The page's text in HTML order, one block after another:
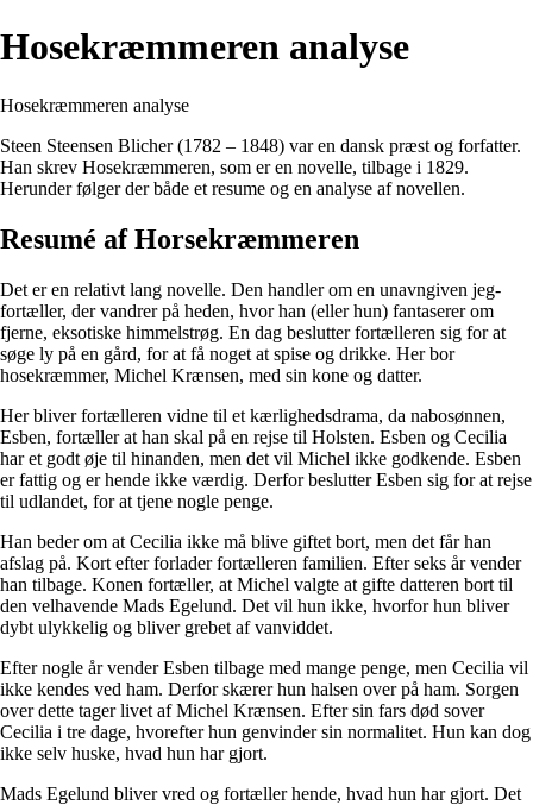
Hosekræmmeren analyse
Hosekræmmeren analyse
Steen Steensen Blicher (1782 – 1848) var en dansk præst og forfatter.
Han skrev Hosekræmmeren, som er en novelle, tilbage i 1829.
Herunder følger der både et resume og en analyse af novellen.
Resumé af Horsekræmmeren
Det er en relativt lang novelle. Den handler om en unavngiven jeg-
fortæller, der vandrer på heden, hvor han (eller hun) fantaserer om
fjerne, eksotiske himmelstrøg. En dag beslutter fortælleren sig for at
søge ly på en gård, for at få noget at spise og drikke. Her bor
hosekræmmer, Michel Krænsen, med sin kone og datter.
Her bliver fortælleren vidne til et kærlighedsdrama, da nabosønnen,
Esben, fortæller at han skal på en rejse til Holsten. Esben og Cecilia
har et godt øje til hinanden, men det vil Michel ikke godkende. Esben
er fattig og er hende ikke værdig. Derfor beslutter Esben sig for at rejse
til udlandet, for at tjene nogle penge.
Han beder om at Cecilia ikke må blive giftet bort, men det får han
afslag på. Kort efter forlader fortælleren familien. Efter seks år vender
han tilbage. Konen fortæller, at Michel valgte at gifte datteren bort til
den velhavende Mads Egelund. Det vil hun ikke, hvorfor hun bliver
dybt ulykkelig og bliver grebet af vanviddet.
Efter nogle år vender Esben tilbage med mange penge, men Cecilia vil
ikke kendes ved ham. Derfor skærer hun halsen over på ham. Sorgen
over dette tager livet af Michel Krænsen. Efter sin fars død sover
Cecilia i tre dage, hvorefter hun genvinder sin normalitet. Hun kan dog
ikke selv huske, hvad hun har gjort.
Mads Egelund bliver vred og fortæller hende, hvad hun har gjort. Det